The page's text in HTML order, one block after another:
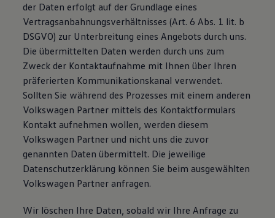
der Daten erfolgt auf der Grundlage eines
Vertragsanbahnungsverhältnisses (Art. 6 Abs. 1 lit. b
DSGVO) zur Unterbreitung eines Angebots durch uns.
Die übermittelten Daten werden durch uns zum
Zweck der Kontaktaufnahme mit Ihnen über Ihren
präferierten Kommunikationskanal verwendet.
Sollten Sie während des Prozesses mit einem anderen
Volkswagen Partner mittels des Kontaktformulars
Kontakt aufnehmen wollen, werden diesem
Volkswagen Partner und nicht uns die zuvor
genannten Daten übermittelt. Die jeweilige
Datenschutzerklärung können Sie beim ausgewählten
Volkswagen Partner anfragen.
Wir löschen Ihre Daten, sobald wir Ihre Anfrage zu